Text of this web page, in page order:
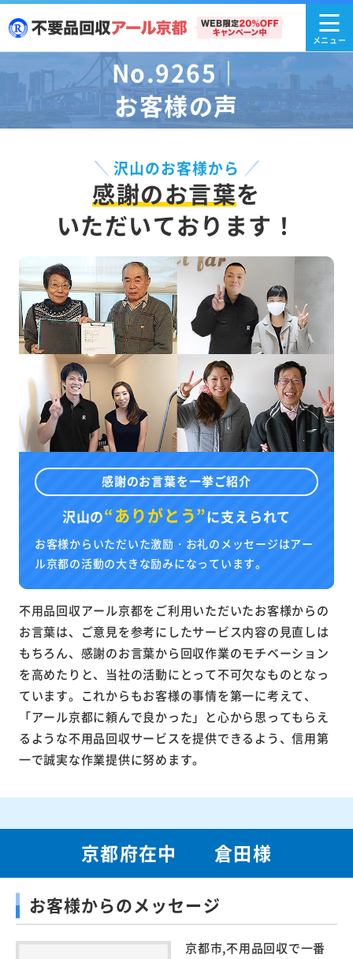
No.9265｜
お客様の声
沢山のお客様から
感謝のお言葉を
いただいております！
感謝のお言葉を一挙ご紹介
沢山の“ありがとう”に支えられて
お客様からいただいた激励・お礼のメッセージはアー
ル京都の活動の大きな励みになっています。
不用品回収アール京都をご利用いただいたお客様からの
お言葉は、ご意見を参考にしたサービス内容の見直しは
もちろん、感謝のお言葉から回収作業のモチベーション
を高めたりと、当社の活動にとって不可欠なものとなっ
ています。これからもお客様の事情を第一に考えて、
「アール京都に頼んで良かった」と心から思ってもらえ
るような不用品回収サービスを提供できるよう、信用第
一で誠実な作業提供に努めます。
京都府在中 倉田様
お客様からのメッセージ
京都市,不用品回収で一番